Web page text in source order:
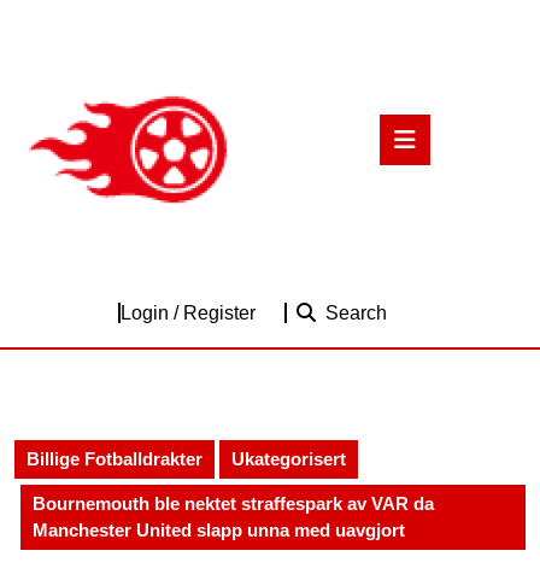
Login / RegisterLogin
Search
Billige Fotballdrakter Ukategorisert
Bournemouth ble nektet straffespark av VAR da
Manchester United slapp unna med uavgjort